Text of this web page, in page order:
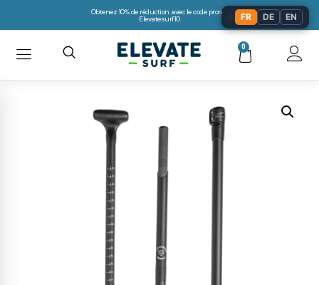
Obtenez 10% de réduction avec le code promo:
Elevatesurf10
0
FR DE EN